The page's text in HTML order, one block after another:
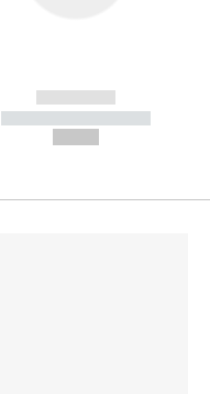
------------
----------- -----------